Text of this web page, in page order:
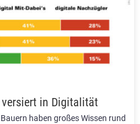
versiert in Digitalität
haben großes Wissen rund